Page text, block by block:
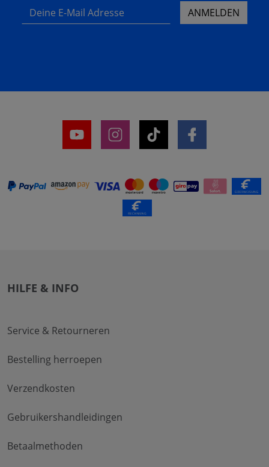
Deine E-Mail Adresse ANMELDEN
HILFE & INFO
Service & Retourneren
Bestelling herroepen
Verzendkosten
Gebruikershandleidingen
Betaalmethoden